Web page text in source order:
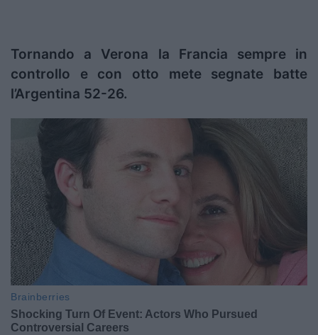
Tornando a Verona la Francia sempre in
controllo e con otto mete segnate batte
l’Argentina 52-26.